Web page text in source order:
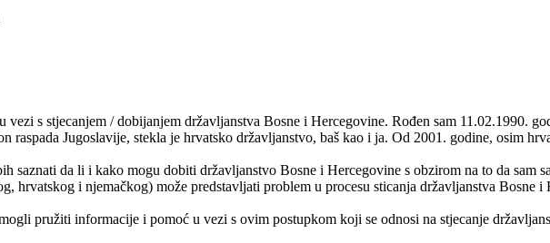
vezi s stjecanjem / dobijanjem državljanstva Bosne i Hercegovine. Rođen sam 11.02.1990.
raspada Jugoslavije, stekla je hrvatsko državljanstvo, baš kao i ja. Od 2001. godine, osim
saznati da li i kako mogu dobiti državljanstvo Bosne i Hercegovine s obzirom na to da sam
hrvatskog i njemačkog) može predstavljati problem u procesu sticanja državljanstva Bosne i
pružiti informacije i pomoć u vezi s ovim postupkom koji se odnosi na stjecanje